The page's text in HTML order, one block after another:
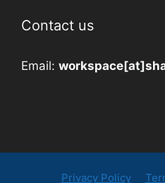
Contact us
Email:
Privacy Policy